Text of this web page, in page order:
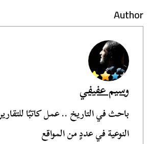
Author
وسيم عفيفي
باحث في التاريخ .. عمل كاتبًا
النوعية في عددٍ من المواقع